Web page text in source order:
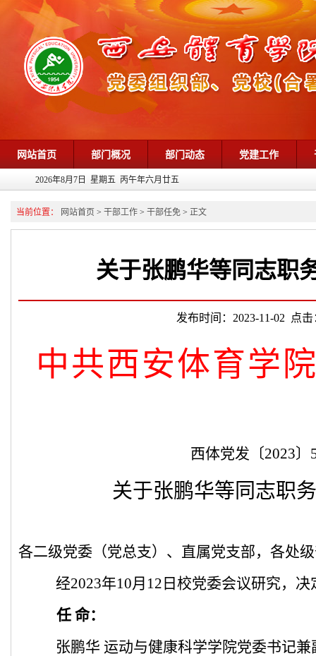
网站首页 部门概况 部门动态 党建工作
2026年8月7日 星期五 丙午年六月廿五
当前位置： 网站首页 > 干部工作 > 干部任免 > 正文
关于张鹏华等同志职
发布时间：2023-11-02 点
中共西安体育学
西体党发 〔2023〕
关于张鹏华等同志职
各二级党委（党总支）、直属党支部，各处
经2023年10月12日校党委会议研究，决
任 命：
张鹏华 运动与健康科学学院党委书记兼